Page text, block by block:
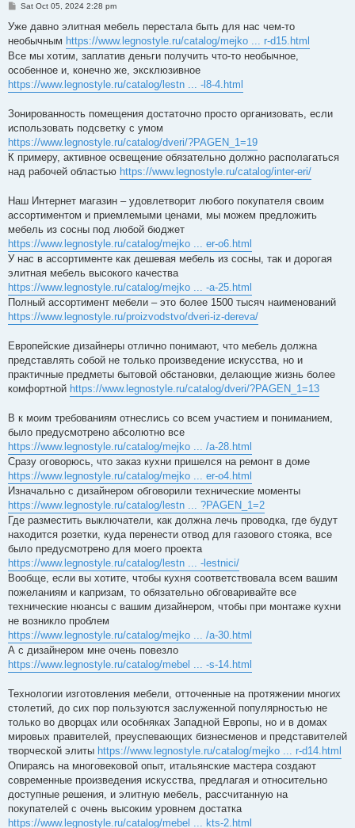
P
s
Sat Oct 05, 2024 2:28 pm
Уже давно элитная мебель перестала быть для нас чем-то
необычным https://www.legnostyle.ru/catalog/mejko ... r-d15.html
Все мы хотим, заплатив деньги получить что-то необычное,
особенное и, конечно же, эксклюзивное
https://www.legnostyle.ru/catalog/lestn ... -l8-4.html
Зонированность помещения достаточно просто организовать, если
использовать подсветку с умом
https://www.legnostyle.ru/catalog/dveri/?PAGEN_1=19
К примеру, активное освещение обязательно должно располагаться
над рабочей областью https://www.legnostyle.ru/catalog/inter-eri/
Наш Интернет магазин – удовлетворит любого покупателя своим
ассортиментом и приемлемыми ценами, мы можем предложить
мебель из сосны под любой бюджет
https://www.legnostyle.ru/catalog/mejko ... er-o6.html
У нас в ассортименте как дешевая мебель из сосны, так и дорогая
элитная мебель высокого качества
https://www.legnostyle.ru/catalog/mejko ... -a-25.html
Полный ассортимент мебели – это более 1500 тысяч наименований
https://www.legnostyle.ru/proizvodstvo/dveri-iz-dereva/
Европейские дизайнеры отлично понимают, что мебель должна
представлять собой не только произведение искусства, но и
практичные предметы бытовой обстановки, делающие жизнь более
комфортной https://www.legnostyle.ru/catalog/dveri/?PAGEN_1=13
В к моим требованиям отнеслись со всем участием и пониманием,
было предусмотрено абсолютно все
https://www.legnostyle.ru/catalog/mejko ... /a-28.html
Сразу оговорюсь, что заказ кухни пришелся на ремонт в доме
https://www.legnostyle.ru/catalog/mejko ... er-o4.html
Изначально с дизайнером обговорили технические моменты
https://www.legnostyle.ru/catalog/lestn ... ?PAGEN_1=2
Где разместить выключатели, как должна лечь проводка, где будут
находится розетки, куда перенести отвод для газового стояка, все
было предусмотрено для моего проекта
https://www.legnostyle.ru/catalog/lestn ... -lestnici/
Вообще, если вы хотите, чтобы кухня соответствовала всем вашим
пожеланиям и капризам, то обязательно обговаривайте все
технические нюансы с вашим дизайнером, чтобы при монтаже кухни
не возникло проблем
https://www.legnostyle.ru/catalog/mejko ... /a-30.html
А с дизайнером мне очень повезло
https://www.legnostyle.ru/catalog/mebel ... -s-14.html
Технологии изготовления мебели, отточенные на протяжении многих
столетий, до сих пор пользуются заслуженной популярностью не
только во дворцах или особняках Западной Европы, но и в домах
мировых правителей, преуспевающих бизнесменов и представителей
творческой элиты https://www.legnostyle.ru/catalog/mejko ... r-d14.html
Опираясь на многовековой опыт, итальянские мастера создают
современные произведения искусства, предлагая и относительно
доступные решения, и элитную мебель, рассчитанную на
покупателей с очень высоким уровнем достатка
https://www.legnostyle.ru/catalog/mebel ... kts-2.html